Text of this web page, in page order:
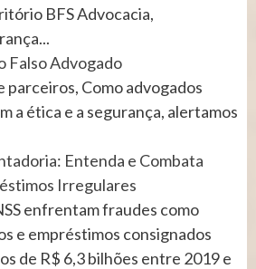
BFS Advocacia,
Falso Advogado
parceiros, Como advogados
a ética e a segurança, alertamos
Entenda e Combata
Irregulares
enfrentam fraudes como
e empréstimos consignados
de R$ 6,3 bilhões entre 2019 e